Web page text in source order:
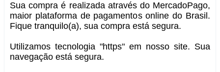
Sua compra é realizada através do MercadoPago,
maior plataforma de pagamentos online do Brasil.
Fique tranquilo(a), sua compra está segura.
Utilizamos tecnologia "https" em nosso site. Sua
navegação está segura.